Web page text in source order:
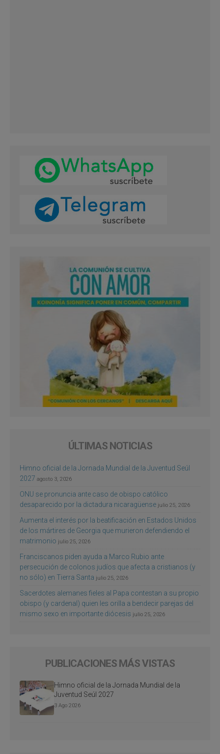
ÚLTIMAS NOTICIAS
Himno oficial de la Jornada Mundial de la Juventud Seúl
2027 agosto 3, 2026
ONU se pronuncia ante caso de obispo católico
desaparecido por la dictadura nicaragüense julio 25, 2026
Aumenta el interés por la beatificación en Estados Unidos
de los mártires de Georgia que murieron defendiendo el
matrimonio julio 25, 2026
Franciscanos piden ayuda a Marco Rubio ante
persecución de colonos judíos que afecta a cristianos (y
no sólo) en Tierra Santa julio 25, 2026
Sacerdotes alemanes fieles al Papa contestan a su propio
obispo (y cardenal) quien les orilla a bendecir parejas del
mismo sexo en importante diócesis julio 25, 2026
PUBLICACIONES MÁS VISTAS
Himno oficial de la Jornada Mundial de la
Juventud Seúl 2027
3 Ago 2026